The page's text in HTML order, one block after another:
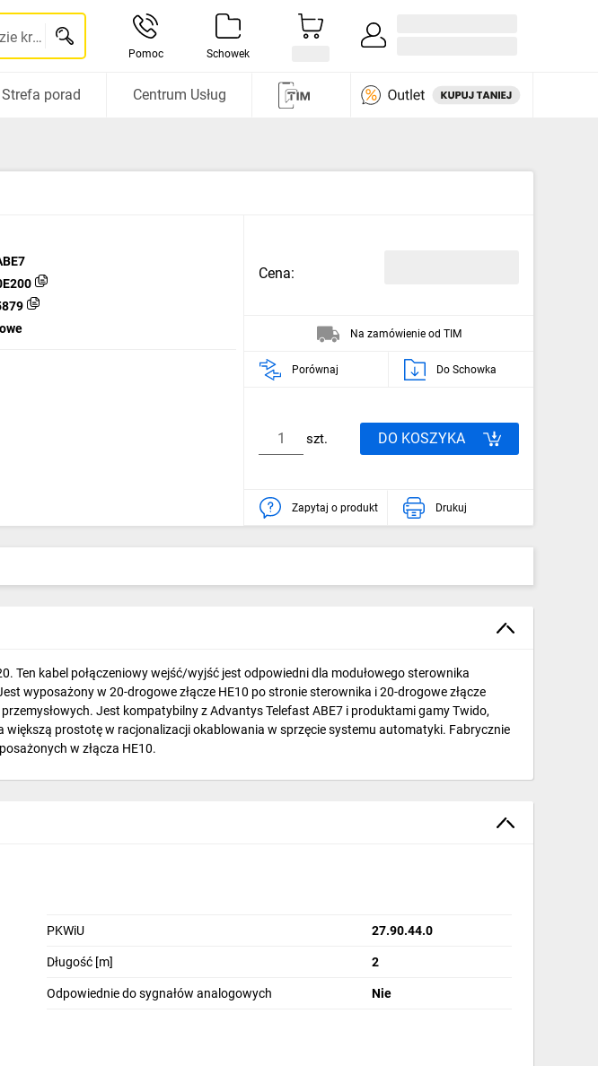
Szukaj po nazwie, indeksie, producencie, kodzie kreskowym...
Pomoc Schowek
Strefa porad Centrum Usług
Cena:
Na zamówienie od TIM
Porównaj Do Schowka
szt. DO KOSZYKA
Zapytaj o produkt Drukuj
Ten kabel połączeniowy wejść/wyjść jest odpowiedni dla modułowego sterownika
wyposażony w 20-drogowe złącze HE10 po stronie sterownika i 20-drogowe złącze
Jest kompatybilny z Advantys Telefast ABE7 i produktami gamy Twido,
większą prostotę w racjonalizacji okablowania w sprzęcie systemu automatyki. Fabrycznie
w złącza HE10.
PKWiU 27.90.44.0
Długość [m] 2
Odpowiednie do sygnałów analogowych Nie